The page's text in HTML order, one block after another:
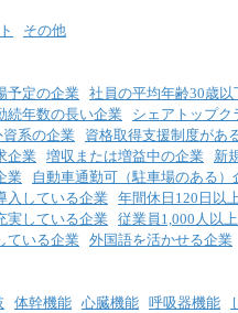
その他
予定の企業 社員の平均年齢30歳以
続年数の長い企業
シェアトップク
資系の企業 資格取得支援制度があ
企業 増収または増益中の企業
新
業 自動車通勤可（駐車場のある）
入している企業 年間休日120日以
実している企業 従業員1,000人以
ている企業 外国語を活かせる企業
体幹機能 心臓機能 呼吸器機能